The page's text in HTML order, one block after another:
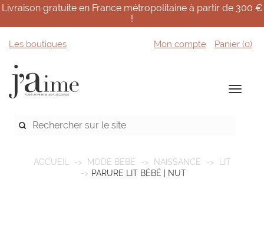
Livraison gratuite en France métropolitaine à partir de 300 €
!
Les boutiques Mon compte Panier (0)
ACCUEIL MODE BÉBÉ NAISSANCE
LIT
PARURE LIT BÉBÉ | NUT